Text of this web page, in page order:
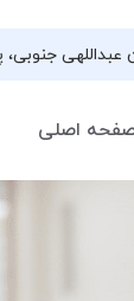
شیرینی فروشی نیشکر)، واحد
اصلی